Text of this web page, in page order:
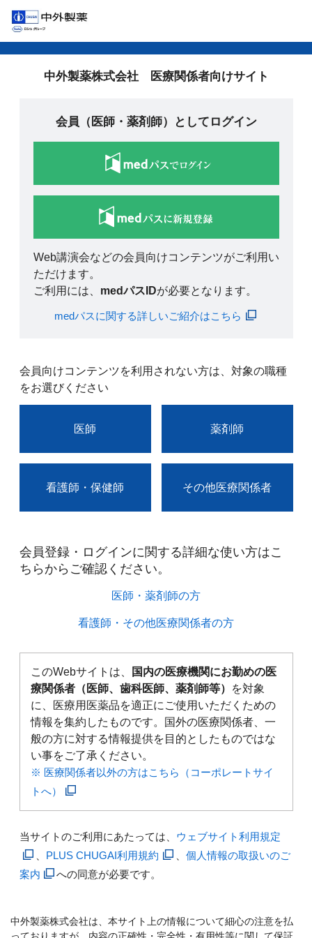
中外製薬株式会社 医療関係者向けサイト
会員（医師・薬剤師）としてログイン
Web講演会などの会員向けコンテンツがご利用い
ただけます。
ご利用には、 medパスIDが必要となります。
medパスに関する詳しいご紹介はこちら
会員向けコンテンツを利用されない方は、対象の職種
をお選びください
医師 薬剤師
看護師・保健師 その他医療関係者
会員登録・ログインに関する詳細な使い方はこ
ちらからご確認ください。​
医師・薬剤師の方​
看護師・その他医療関係者の方​
このWebサイトは、
国内の医療機関にお勤めの医
療関係者（医師、歯科医師、薬剤師等）
を対象
に、医療用医薬品を適正にご使用いただくための
情報を集約したものです。国外の医療関係者、一
般の方に対する情報提供を目的としたものではな
い事をご了承ください。
※ 医療関係者以外の方はこちら（コーポレートサイ
トへ）
当サイトのご利用にあたっては、 ウェブサイト利用規定
PLUS CHUGAI利用規約
個人情報の取扱いのご
案内
への同意が必要です。
中外製薬株式会社は、本サイト上の情報について細心の注意を払
っておりますが、内容の正確性・完全性・有用性等に関して保証